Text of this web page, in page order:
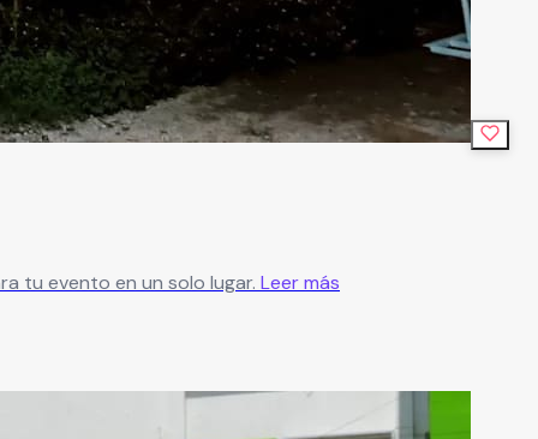
tu evento en un solo lugar. Leer más